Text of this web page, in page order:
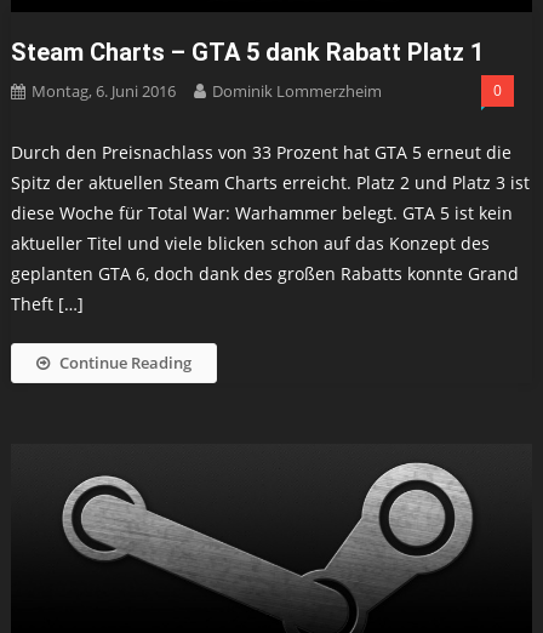
Steam Charts – GTA 5 dank Rabatt Platz 1
Montag, 6. Juni 2016 Dominik Lommerzheim 0
Durch den Preisnachlass von 33 Prozent hat GTA 5 erneut die
Spitz der aktuellen Steam Charts erreicht. Platz 2 und Platz 3 ist
diese Woche für Total War: Warhammer belegt. GTA 5 ist kein
aktueller Titel und viele blicken schon auf das Konzept des
geplanten GTA 6, doch dank des großen Rabatts konnte Grand
Theft […]
Continue Reading